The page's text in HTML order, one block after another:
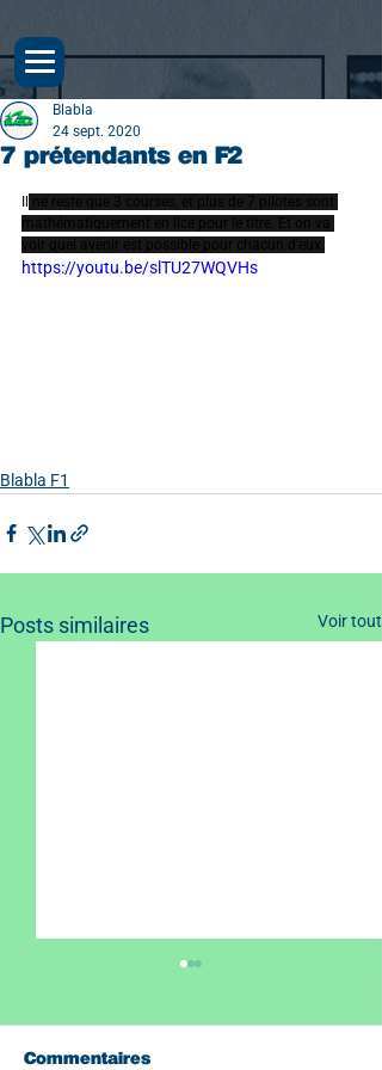
7 prétendants en F2
Blabla
24 sept. 2020
ne reste que 3 courses, et plus de 7 pilotes sont
mathématiquement en lice pour le titre. Et on va
voir quel avenir est possible pour chacun d'eux.
https://youtu.be/slTU27WQVHs
Blabla F1
Posts similaires Voir tout
Commentaires